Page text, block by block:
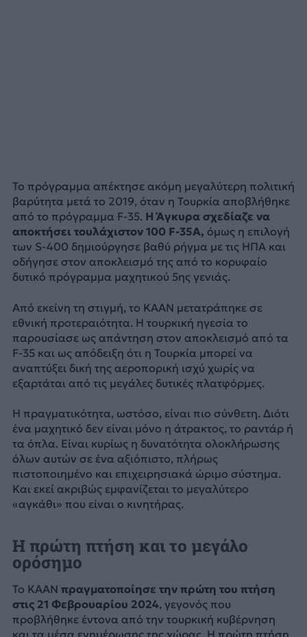
Το πρόγραμμα απέκτησε ακόμη μεγαλύτερη πολιτική
βαρύτητα μετά το 2019, όταν η Τουρκία αποβλήθηκε
από το πρόγραμμα F-35. Η Άγκυρα σχεδίαζε να
αποκτήσει τουλάχιστον 100 F-35A, όμως η επιλογή
των S-400 δημιούργησε βαθύ ρήγμα με τις ΗΠΑ και
οδήγησε στον αποκλεισμό της από το κορυφαίο
δυτικό πρόγραμμα μαχητικού 5ης γενιάς.
Από εκείνη τη στιγμή, το KAAN μετατράπηκε σε
εθνική προτεραιότητα. Η τουρκική ηγεσία το
παρουσίασε ως απάντηση στον αποκλεισμό από τα
F-35 και ως απόδειξη ότι η Τουρκία μπορεί να
αναπτύξει δική της αεροπορική ισχύ χωρίς να
εξαρτάται από τις μεγάλες δυτικές πλατφόρμες.
Η πραγματικότητα, ωστόσο, είναι πιο σύνθετη. Διότι
ένα μαχητικό δεν είναι μόνο η άτρακτος, το ραντάρ ή
τα όπλα. Είναι κυρίως η δυνατότητα ολοκλήρωσης
όλων αυτών σε ένα αξιόπιστο, πλήρως
πιστοποιημένο και επιχειρησιακά ώριμο σύστημα.
Και εκεί ακριβώς εμφανίζεται το μεγαλύτερο
«αγκάθι» που είναι ο κινητήρας.
Η πρώτη πτήση και το μεγάλο
ορόσημο
Το KAAN πραγματοποίησε την πρώτη του πτήση
στις 21 Φεβρουαρίου 2024, γεγονός που
προβλήθηκε έντονα από την τουρκική κυβέρνηση
και τα μέσα ενημέρωσης της χώρας. Η πρώτη πτήση